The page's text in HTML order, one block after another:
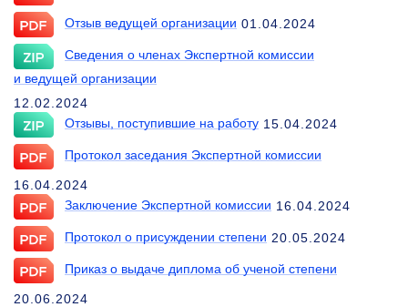
Отзыв ведущей организации 01.04.2024
Сведения о членах Экспертной комиссии
и ведущей организации
12.02.2024
Отзывы, поступившие на работу 15.04.2024
Протокол заседания Экспертной комиссии
16.04.2024
Заключение Экспертной комиссии 16.04.2024
Протокол о присуждении степени 20.05.2024
Приказ о выдаче диплома об ученой степени
20.06.2024